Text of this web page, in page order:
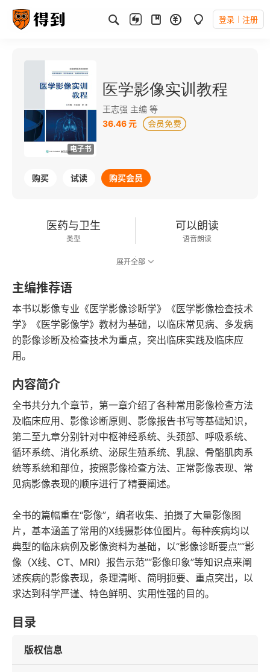
登录 注册
电子书
医学影像实训教程
王志强 主编 等
36.46 元
购买 试读 购买会员
医药与卫生
类型
可以朗读
语音朗读
展开全部
主编推荐语
本书以影像专业《医学影像诊断学》《医学影像检查技术
学》《医学影像学》教材为基础，以临床常见病、多发病
的影像诊断及检查技术为重点，突出临床实践及临床应
用。
内容简介
全书共分九个章节，第一章介绍了各种常用影像检查方法
及临床应用、影像诊断原则、影像报告书写等基础知识，
第二至九章分别针对中枢神经系统、头颈部、呼吸系统、
循环系统、消化系统、泌尿生殖系统、乳腺、骨骼肌肉系
统等系统和部位，按照影像检查方法、正常影像表现、常
见病影像表现的顺序进行了精要阐述。
全书的篇幅重在“影像”，编者收集、拍摄了大量影像图
片，基本涵盖了常用的X线摄影体位图片。每种疾病均以
典型的临床病例及影像资料为基础，以“影像诊断要点”“影
像（X线、CT、MRI）报告示范”“影像印象”等知识点来阐
述疾病的影像表现，条理清晰、简明扼要、重点突出，以
求达到科学严谨、特色鲜明、实用性强的目的。
目录
版权信息